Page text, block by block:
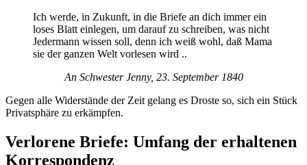
Ich werde, in Zukunft, in die Briefe an dich immer ein
loses Blatt einlegen, um darauf zu schreiben, was nicht
Jedermann wissen soll, denn ich weiß wohl, daß Mama
sie der ganzen Welt vorlesen wird ..
An Schwester Jenny, 23. September 1840
Gegen alle Widerstände der Zeit gelang es Droste so, sich ein Stück
Privatsphäre zu erkämpfen.
Verlorene Briefe: Umfang der erhaltenen
Korrespondenz